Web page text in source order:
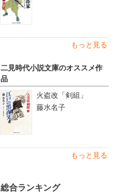
もっと見る
二見時代小説文庫のオススメ作
品
火盗改「剣組」
藤水名子
もっと見る
総合ランキング